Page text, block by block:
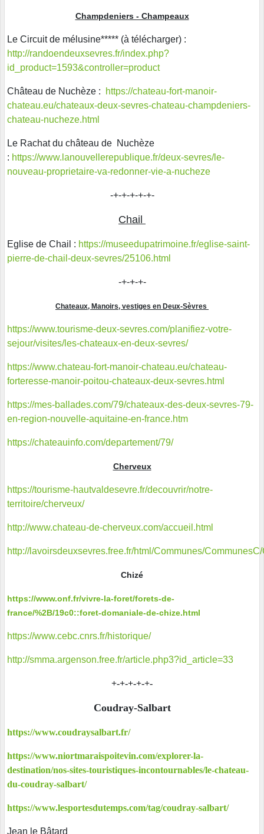
Champdeniers - Champeaux
Le Circuit de mélusine***** (à télécharger) :
http://randoendeuxsevres.fr/index.php?
id_product=1593&controller=product
Château de Nuchèze :
https://chateau-fort-manoir-
chateau.eu/chateaux-deux-sevres-chateau-champdeniers-
chateau-nucheze.html
Le Rachat du château de Nuchèze
: https://www.lanouvellerepublique.fr/deux-sevres/le-
nouveau-proprietaire-va-redonner-vie-a-nucheze
-+-+-+-+-+-
Chail
Eglise de Chail : https://museedupatrimoine.fr/eglise-saint-
pierre-de-chail-deux-sevres/25106.html
-+-+-+-
Chateaux, Manoirs, vestiges en Deux-Sèvres
https://www.tourisme-deux-sevres.com/planifiez-votre-
sejour/visites/les-chateaux-en-deux-sevres/
https://www.chateau-fort-manoir-chateau.eu/chateau-
forteresse-manoir-poitou-chateaux-deux-sevres.html
https://mes-ballades.com/79/chateaux-des-deux-sevres-79-
en-region-nouvelle-aquitaine-en-france.htm
https://chateauinfo.com/departement/79/
Cherveux
https://tourisme-hautvaldesevre.fr/decouvrir/notre-
territoire/cherveux/
http://www.chateau-de-cherveux.com/accueil.html
http://lavoirsdeuxsevres.free.fr/html/Communes/
Chizé
https://www.onf.fr/vivre-la-foret/forets-de-
france/%2B/19c0::foret-domaniale-de-chize.html
https://www.cebc.cnrs.fr/historique/
http://smma.argenson.free.fr/article.php3?id_article=33
+-+-+-+-+-
Coudray-Salbart
https://www.coudraysalbart.fr/
https://www.niortmaraispoitevin.com/explorer-la-
destination/nos-sites-touristiques-incontournables/le-chateau-
du-coudray-salbart/
https://www.lesportesdutemps.com/tag/coudray-salbart/
Jean le Bâtard